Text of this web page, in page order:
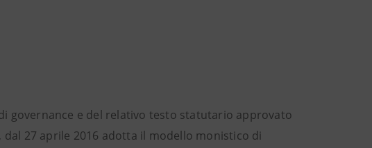
governance e del relativo testo statutario approvato
27 aprile 2016 adotta il modello monistico di